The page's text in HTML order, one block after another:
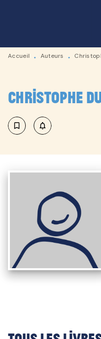
Accueil • Auteurs •
Christophe
bookmark_border